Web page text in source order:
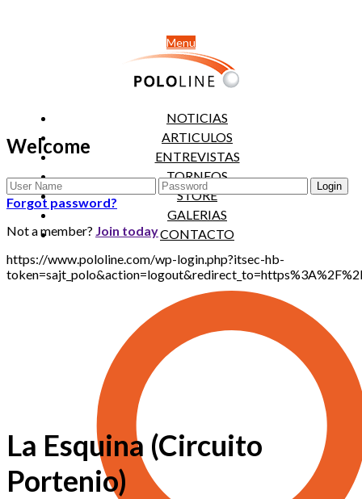
Menu
NOTICIAS
ARTICULOS
ENTREVISTAS
TORNEOS
STORE
GALERIAS
CONTACTO
Welcome
Forgot password?
Not a member? Join today
https://www.pololine.com/wp-login.php?itsec-hb-
La Esquina (Circuito
Portenio)